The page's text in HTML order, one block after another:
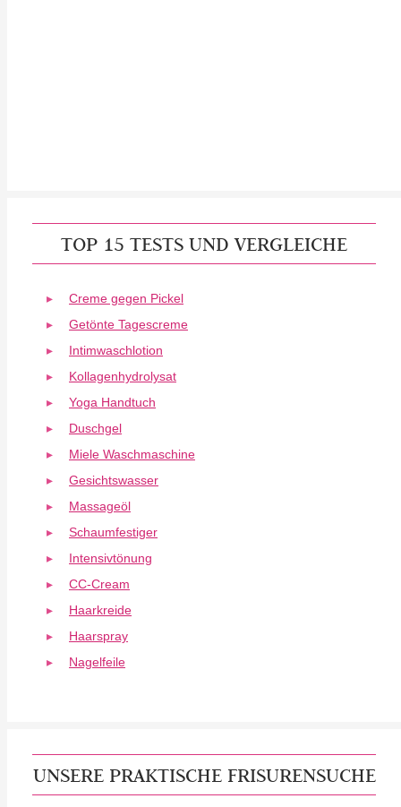
TOP 15 TESTS UND VERGLEICHE
Creme gegen Pickel
Getönte Tagescreme
Intimwaschlotion
Kollagenhydrolysat
Yoga Handtuch
Duschgel
Miele Waschmaschine
Gesichtswasser
Massageöl
Schaumfestiger
Intensivtönung
CC-Cream
Haarkreide
Haarspray
Nagelfeile
UNSERE PRAKTISCHE FRISURENSUCHE